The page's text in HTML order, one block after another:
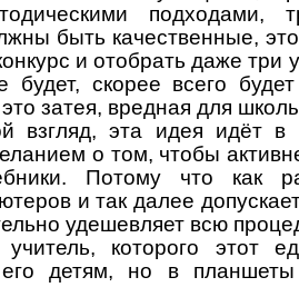
подходами,
быть качественные,
и отобрать даже три
будет, скорее всего
затея, вредная для
взгляд, эта идея идёт в
о том, чтобы
Потому что как
и так далее
удешевляет всю
которого этот
его детям, но в планшеты